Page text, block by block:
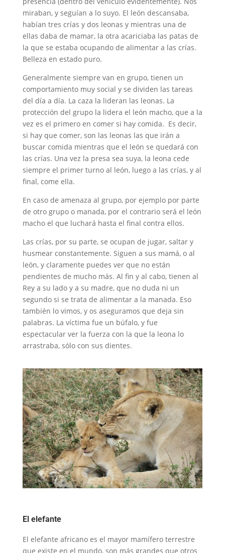
miraban, y seguían a lo suyo. El león descansaba,
habían tres crías y dos leonas y mientras una de
ellas daba de mamar, la otra acariciaba las patas de
la que se estaba ocupando de alimentar a las crías.
Belleza en estado puro.
Generalmente siempre van en grupo, tienen un
comportamiento muy social y se dividen las tareas
del día a día. La caza la lideran las leonas. La
protección del grupo la lidera el león macho, que a la
vez es el primero en comer si hay comida. Es decir,
si hay que comer, son las leonas las que irán a
buscar comida mientras que el león se quedará con
las crías. Una vez la presa sea suya, la leona cede
siempre el primer turno al león, luego a las crías, y al
final, come ella.
En caso de amenaza al grupo, por ejemplo por parte
de otro grupo o manada, por el contrario será el león
macho el que luchará hasta el final contra ellos.
Las crías, por su parte, se ocupan de jugar, saltar y
husmear constantemente. Siguen a sus mamá, o al
león, y claramente puedes ver que no están
pendientes de mucho más. Al fin y al cabo, tienen al
Rey a su lado y a su madre, que no duda ni un
segundo si se trata de alimentar a la manada. Eso
también lo vimos, y os aseguramos que deja sin
palabras. La víctima fue un búfalo, y fue
espectacular ver la fuerza con la que la leona lo
arrastraba, sólo con sus dientes.
El elefante
El elefante africano es el mayor mamífero terrestre
que existe en el mundo, son más grandes que otros